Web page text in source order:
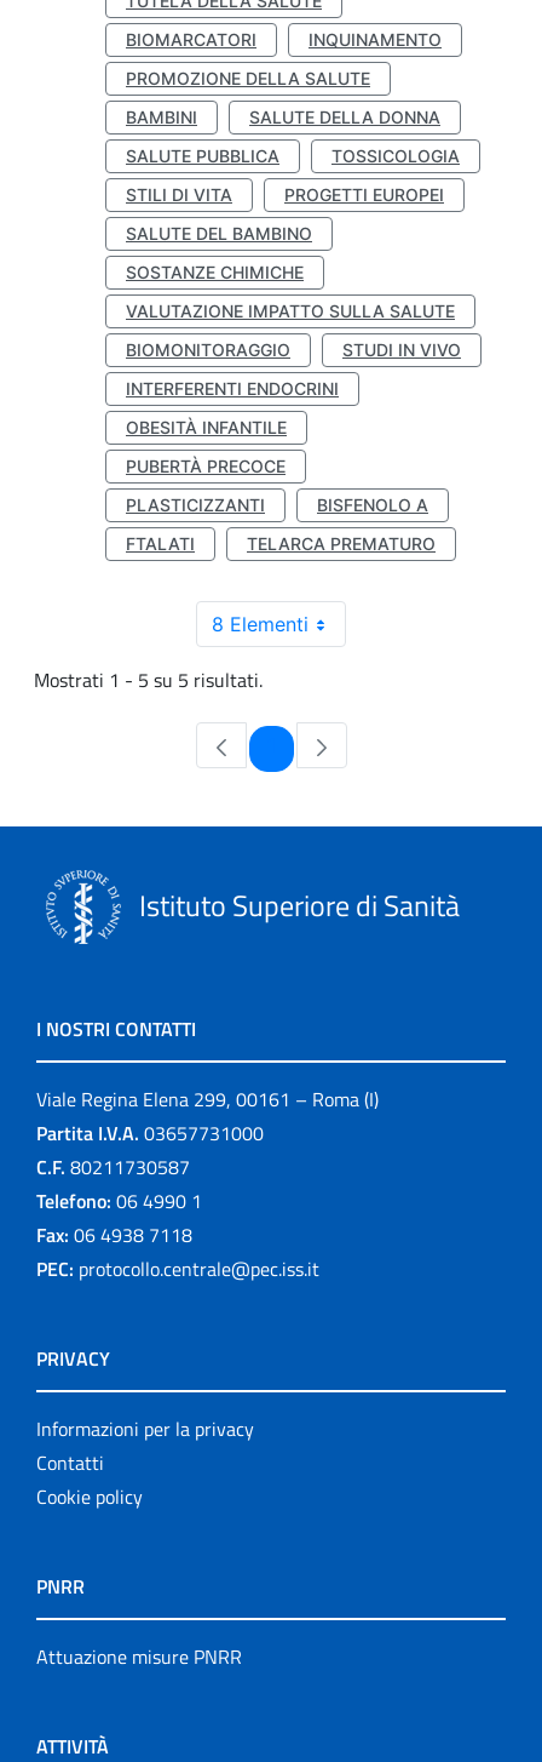
BIOMARCATORI
INQUINAMENTO
PROMOZIONE DELLA SALUTE
BAMBINI
SALUTE DELLA DONNA
SALUTE PUBBLICA
TOSSICOLOGIA
STILI DI VITA
PROGETTI EUROPEI
SALUTE DEL BAMBINO
SOSTANZE CHIMICHE
VALUTAZIONE IMPATTO SULLA SALUTE
BIOMONITORAGGIO
STUDI IN VIVO
INTERFERENTI ENDOCRINI
OBESITÀ INFANTILE
PUBERTÀ PRECOCE
PLASTICIZZANTI
BISFENOLO A
FTALATI
TELARCA PREMATURO
8 Elementi
Mostrati 1 - 5 su 5 risultati.
Pagina
Istituto Superiore di Sanità
I NOSTRI CONTATTI
Viale Regina Elena 299, 00161 – Roma (I)
Partita I.V.A. 03657731000
C.F. 80211730587
Telefono: 06 4990 1
Fax: 06 4938 7118
PEC: protocollo.centrale@pec.iss.it
PRIVACY
Informazioni per la privacy
Contatti
Cookie policy
PNRR
Attuazione misure PNRR
ATTIVITÀ